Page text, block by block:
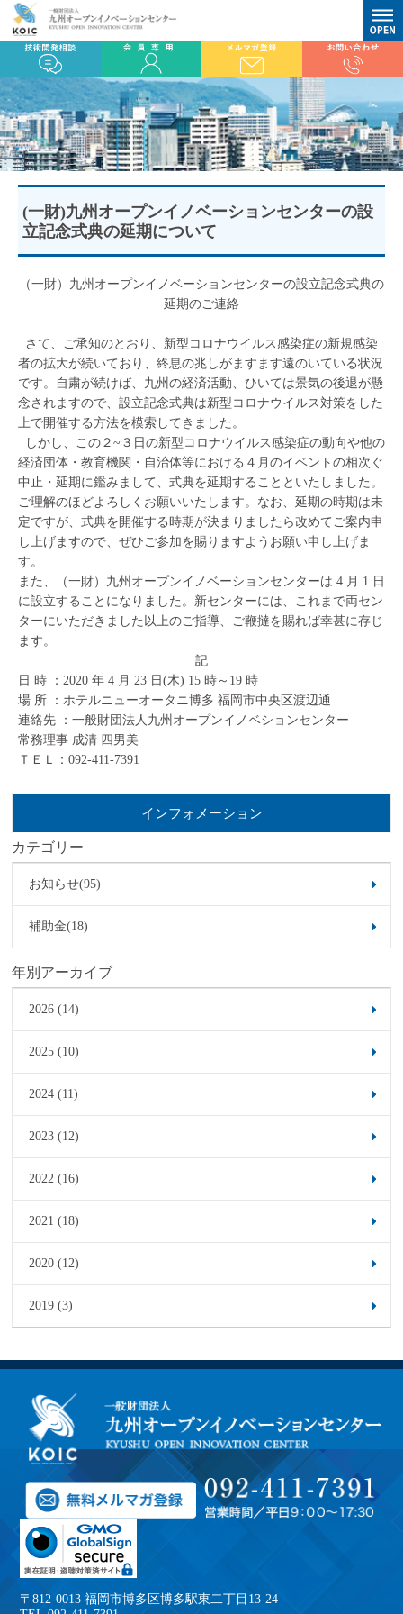
(一財)九州オープンイノベーションセンターの設
立記念式典の延期について
（一財）九州オープンイノベーションセンターの設立記念式典の
延期のご連絡
さて、ご承知のとおり、新型コロナウイルス感染症の新規感染
者の拡大が続いており、終息の兆しがますます遠のいている状況
です。自粛が続けば、九州の経済活動、ひいては景気の後退が懸
念されますので、設立記念式典は新型コロナウイルス対策をした
上で開催する方法を模索してきました。
しかし、この２~３日の新型コロナウイルス感染症の動向や他の
経済団体・教育機関・自治体等における４月のイベントの相次ぐ
中止・延期に鑑みまして、式典を延期することといたしました。
ご理解のほどよろしくお願いいたします。なお、延期の時期は未
定ですが、式典を開催する時期が決まりましたら改めてご案内申
し上げますので、ぜひご参加を賜りますようお願い申し上げま
す。
また、（一財）九州オープンイノベーションセンターは 4 月 1 日
に設立することになりました。新センターには、これまで両セン
ターにいただきました以上のご指導、ご鞭撻を賜れば幸甚に存じ
ます。
記
日 時 ：2020 年 4 月 23 日(木) 15 時～19 時
場 所 ：ホテルニューオータニ博多 福岡市中央区渡辺通
連絡先 ：一般財団法人九州オープンイノベションセンター
常務理事 成清 四男美
ＴＥＬ：092-411-7391
インフォメーション
カテゴリー
お知らせ(95)
補助金(18)
年別アーカイブ
2026 (14)
2025 (10)
2024 (11)
2023 (12)
2022 (16)
2021 (18)
2020 (12)
2019 (3)
〒812-0013 福岡市博多区博多駅東二丁目13-24